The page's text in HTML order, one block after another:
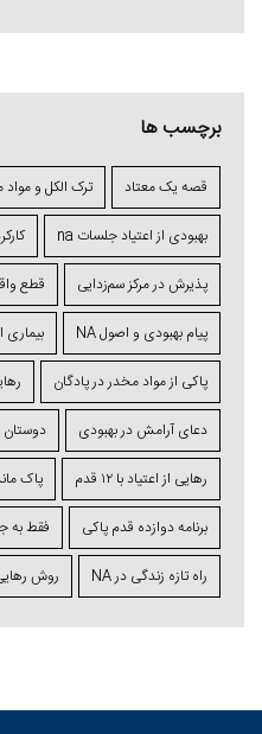
برچسب ها
قصه یک معتاد ترک الکل و
بهبودی از اعتیاد جلسات na
پذیرش در مرکز سم‌زدایی قطع
پیام بهبودی و اصول NA بیماری
پاکی از مواد مخدر در پادگان
دعای آرامش در بهبودی دوستان
رهایی از اعتیاد با ۱۲ قدم پاک
برنامه دوازده قدم پاکی فقط به
راه تازه زندگی در NA روش